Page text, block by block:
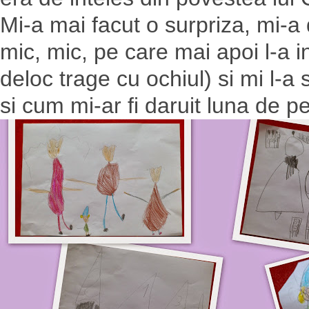
Mi-a mai facut o surpriza, mi-
mic, mic, pe care mai apoi l-a
deloc trage cu ochiul) si mi l-a
si cum mi-ar fi daruit luna de